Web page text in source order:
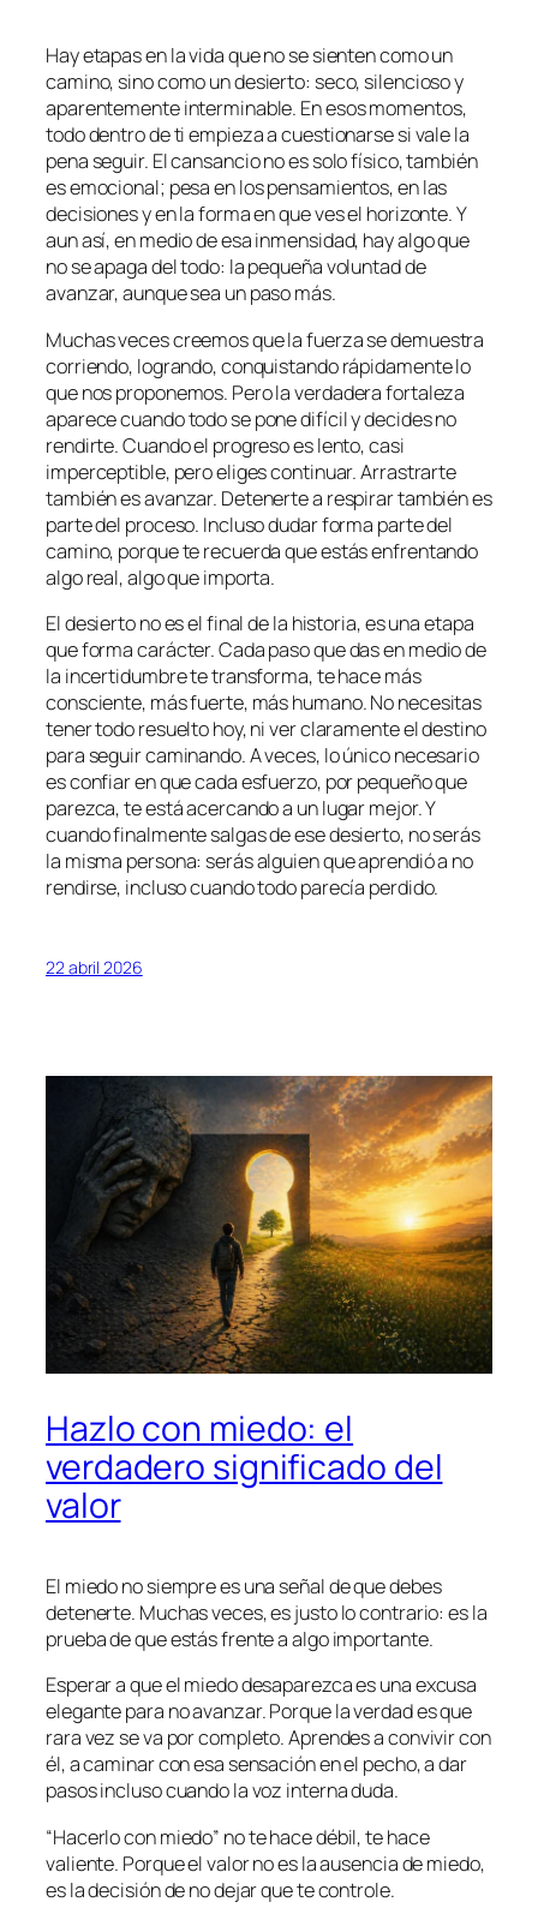
Hay etapas en la vida que no se sienten como un
camino, sino como un desierto: seco, silencioso y
aparentemente interminable. En esos momentos,
todo dentro de ti empieza a cuestionarse si vale la
pena seguir. El cansancio no es solo físico, también
es emocional; pesa en los pensamientos, en las
decisiones y en la forma en que ves el horizonte. Y
aun así, en medio de esa inmensidad, hay algo que
no se apaga del todo: la pequeña voluntad de
avanzar, aunque sea un paso más.
Muchas veces creemos que la fuerza se demuestra
corriendo, logrando, conquistando rápidamente lo
que nos proponemos. Pero la verdadera fortaleza
aparece cuando todo se pone difícil y decides no
rendirte. Cuando el progreso es lento, casi
imperceptible, pero eliges continuar. Arrastrarte
también es avanzar. Detenerte a respirar también es
parte del proceso. Incluso dudar forma parte del
camino, porque te recuerda que estás enfrentando
algo real, algo que importa.
El desierto no es el final de la historia, es una etapa
que forma carácter. Cada paso que das en medio de
la incertidumbre te transforma, te hace más
consciente, más fuerte, más humano. No necesitas
tener todo resuelto hoy, ni ver claramente el destino
para seguir caminando. A veces, lo único necesario
es confiar en que cada esfuerzo, por pequeño que
parezca, te está acercando a un lugar mejor. Y
cuando finalmente salgas de ese desierto, no serás
la misma persona: serás alguien que aprendió a no
rendirse, incluso cuando todo parecía perdido.
22 abril 2026
Hazlo con miedo: el
verdadero significado del
valor
El miedo no siempre es una señal de que debes
detenerte. Muchas veces, es justo lo contrario: es la
prueba de que estás frente a algo importante.
Esperar a que el miedo desaparezca es una excusa
elegante para no avanzar. Porque la verdad es que
rara vez se va por completo. Aprendes a convivir con
él, a caminar con esa sensación en el pecho, a dar
pasos incluso cuando la voz interna duda.
“Hacerlo con miedo” no te hace débil, te hace
valiente. Porque el valor no es la ausencia de miedo,
es la decisión de no dejar que te controle.